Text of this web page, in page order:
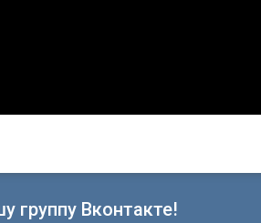
группу Вконтакте!